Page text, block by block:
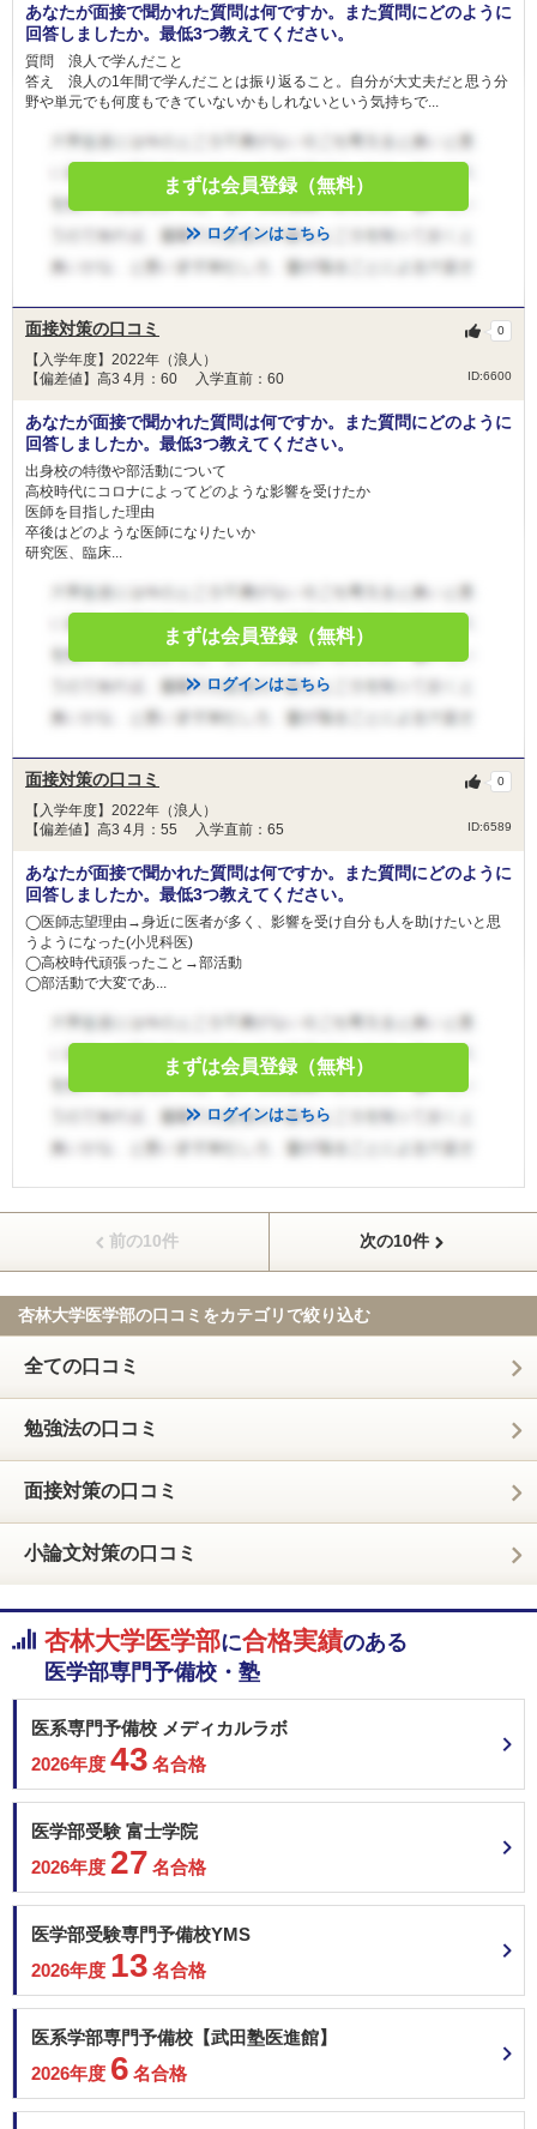
あなたが面接で聞かれた質問は何ですか。また質問にどのように
回答しましたか。最低3つ教えてください。
質問 浪人で学んだこと
答え 浪人の1年間で学んだことは振り返ること。自分が大丈夫だと思う分
野や単元でも何度もできていないかもしれないという気持ちで...
まずは会員登録（無料）
ログインはこちら
面接対策の口コミ
【入学年度】2022年（浪人）
【偏差値】高3 4月：60 入学直前：60
ID:6600
0
あなたが面接で聞かれた質問は何ですか。また質問にどのように
回答しましたか。最低3つ教えてください。
出身校の特徴や部活動について
高校時代にコロナによってどのような影響を受けたか
医師を目指した理由
卒後はどのような医師になりたいか
研究医、臨床...
まずは会員登録（無料）
ログインはこちら
面接対策の口コミ
【入学年度】2022年（浪人）
【偏差値】高3 4月：55 入学直前：65
ID:6589
0
あなたが面接で聞かれた質問は何ですか。また質問にどのように
回答しましたか。最低3つ教えてください。
◯医師志望理由→身近に医者が多く、影響を受け自分も人を助けたいと思
うようになった(小児科医)
◯高校時代頑張ったこと→部活動
◯部活動で大変であ...
まずは会員登録（無料）
ログインはこちら
前の10件 次の10件
杏林大学医学部の口コミをカテゴリで絞り込む
全ての口コミ
勉強法の口コミ
面接対策の口コミ
小論文対策の口コミ
杏林大学医学部に合格実績のある
医学部専門予備校・塾
医系専門予備校 メディカルラボ
2026年度 43 名合格
医学部受験 富士学院
2026年度 27 名合格
医学部受験専門予備校YMS
2026年度 13 名合格
医系学部専門予備校【武田塾医進館】
2026年度 6 名合格